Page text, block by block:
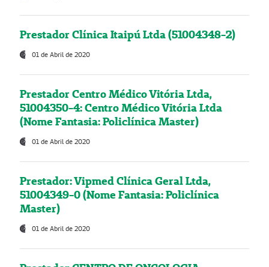
Prestador Clínica Itaipú Ltda (51004348-2)
01 de Abril de 2020
Prestador Centro Médico Vitória Ltda,
51004350-4: Centro Médico Vitória Ltda
(Nome Fantasia: Policlínica Master)
01 de Abril de 2020
Prestador: Vipmed Clínica Geral Ltda,
51004349-0 (Nome Fantasia: Policlínica
Master)
01 de Abril de 2020